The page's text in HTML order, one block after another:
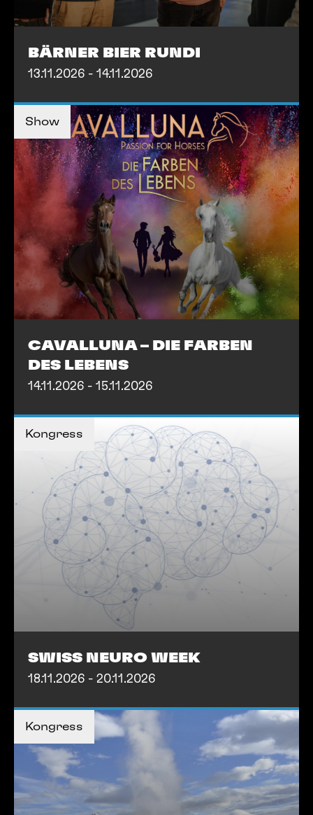
BÄRNER BIER RUNDI
13.11.2026 - 14.11.2026
Show
TICKETS KAUFEN
MEHR INFOS
MEHR INFOS
CAVALLUNA – DIE FARBEN
DES LEBENS
14.11.2026 - 15.11.2026
Kongress
MEHR INFOS
MEHR INFOS
SWISS NEURO WEEK
18.11.2026 - 20.11.2026
Kongress
MEHR INFOS
MEHR INFOS